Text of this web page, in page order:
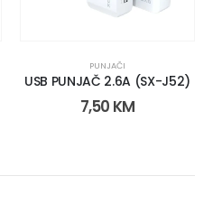
PUNJAČI
USB PUNJAČ 2.6A (SX-J52)
7,50 KM